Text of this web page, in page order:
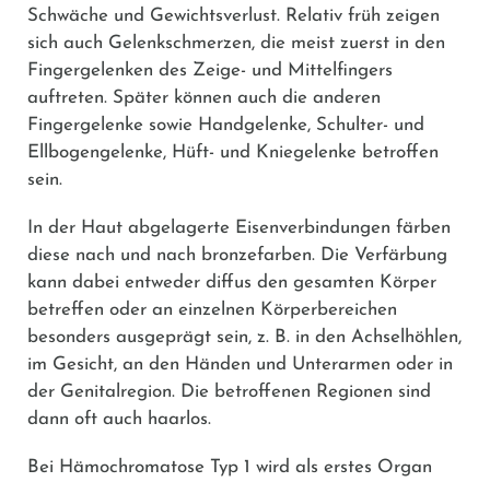
Schwäche und Gewichtsverlust. Relativ früh zeigen
sich auch Gelenkschmerzen, die meist zuerst in den
Fingergelenken des Zeige- und Mittelfingers
auftreten. Später können auch die anderen
Fingergelenke sowie Handgelenke, Schulter- und
Ellbogengelenke, Hüft- und Kniegelenke betroffen
sein.
In der Haut abgelagerte Eisenverbindungen färben
diese nach und nach bronzefarben. Die Verfärbung
kann dabei entweder diffus den gesamten Körper
betreffen oder an einzelnen Körperbereichen
besonders ausgeprägt sein, z. B. in den Achselhöhlen,
im Gesicht, an den Händen und Unterarmen oder in
der Genitalregion. Die betroffenen Regionen sind
dann oft auch haarlos.
Bei Hämochromatose Typ 1 wird als erstes Organ